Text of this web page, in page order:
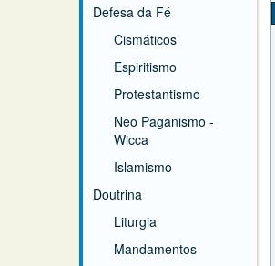
Defesa da Fé
Cismáticos
Espiritismo
Protestantismo
Neo Paganismo -
Wicca
Islamismo
Doutrina
Liturgia
Mandamentos